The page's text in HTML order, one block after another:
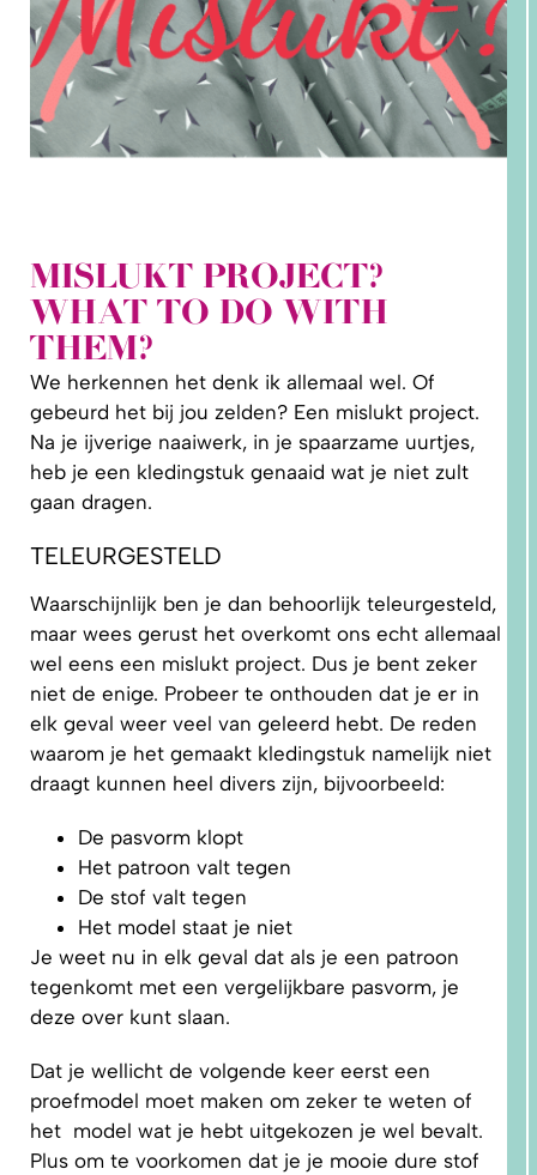
MISLUKT PROJECT?
WHAT TO DO WITH
THEM?
We herkennen het denk ik allemaal wel. Of
gebeurd het bij jou zelden? Een mislukt project.
Na je ijverige naaiwerk, in je spaarzame uurtjes,
heb je een kledingstuk genaaid wat je niet zult
gaan dragen.
TELEURGESTELD
Waarschijnlijk ben je dan behoorlijk teleurgesteld,
maar wees gerust het overkomt ons echt allemaal
wel eens een mislukt project. Dus je bent zeker
niet de enige. Probeer te onthouden dat je er in
elk geval weer veel van geleerd hebt. De reden
waarom je het gemaakt kledingstuk namelijk niet
draagt kunnen heel divers zijn, bijvoorbeeld:
De pasvorm klopt
Het patroon valt tegen
De stof valt tegen
Het model staat je niet
Je weet nu in elk geval dat als je een patroon
tegenkomt met een vergelijkbare pasvorm, je
deze over kunt slaan.
Dat je wellicht de volgende keer eerst een
proefmodel moet maken om zeker te weten of
het model wat je hebt uitgekozen je wel bevalt.
Plus om te voorkomen dat je je mooie dure stof
1.
PAST
NIKS
GOED?
DAT LIGT